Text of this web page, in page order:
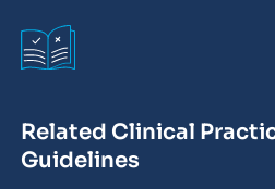
Related Clinical
Guidelines